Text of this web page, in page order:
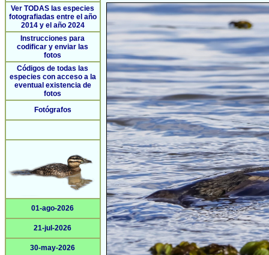
Ver TODAS las especies
fotografiadas entre el año
2014 y el año 2024
Instrucciones para
codificar y enviar las
fotos
Códigos de todas las
especies con acceso a la
eventual existencia de
fotos
Fotógrafos
01-ago-2026
21-jul-2026
30-may-2026